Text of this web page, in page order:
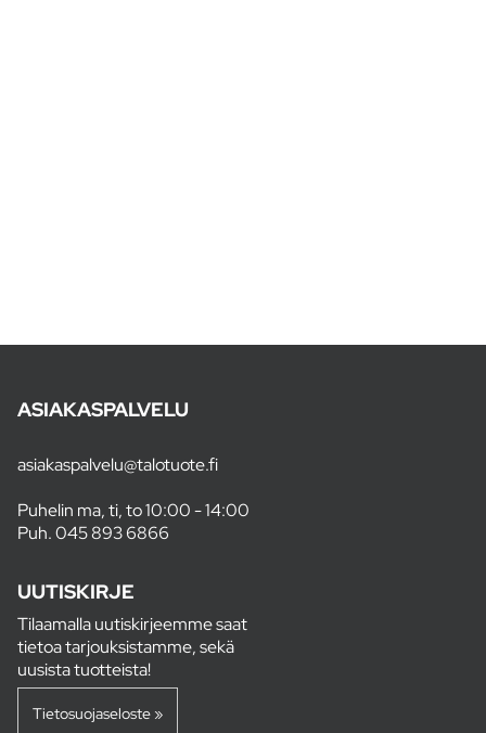
ASIAKASPALVELU
asiakaspalvelu@talotuote.fi
Puhelin ma, ti, to 10:00 - 14:00
Puh.045 893 6866
UUTISKIRJE
Tilaamalla uutiskirjeemme saat
tietoa tarjouksistamme, sekä
uusista tuotteista!
Tietosuojaseloste »